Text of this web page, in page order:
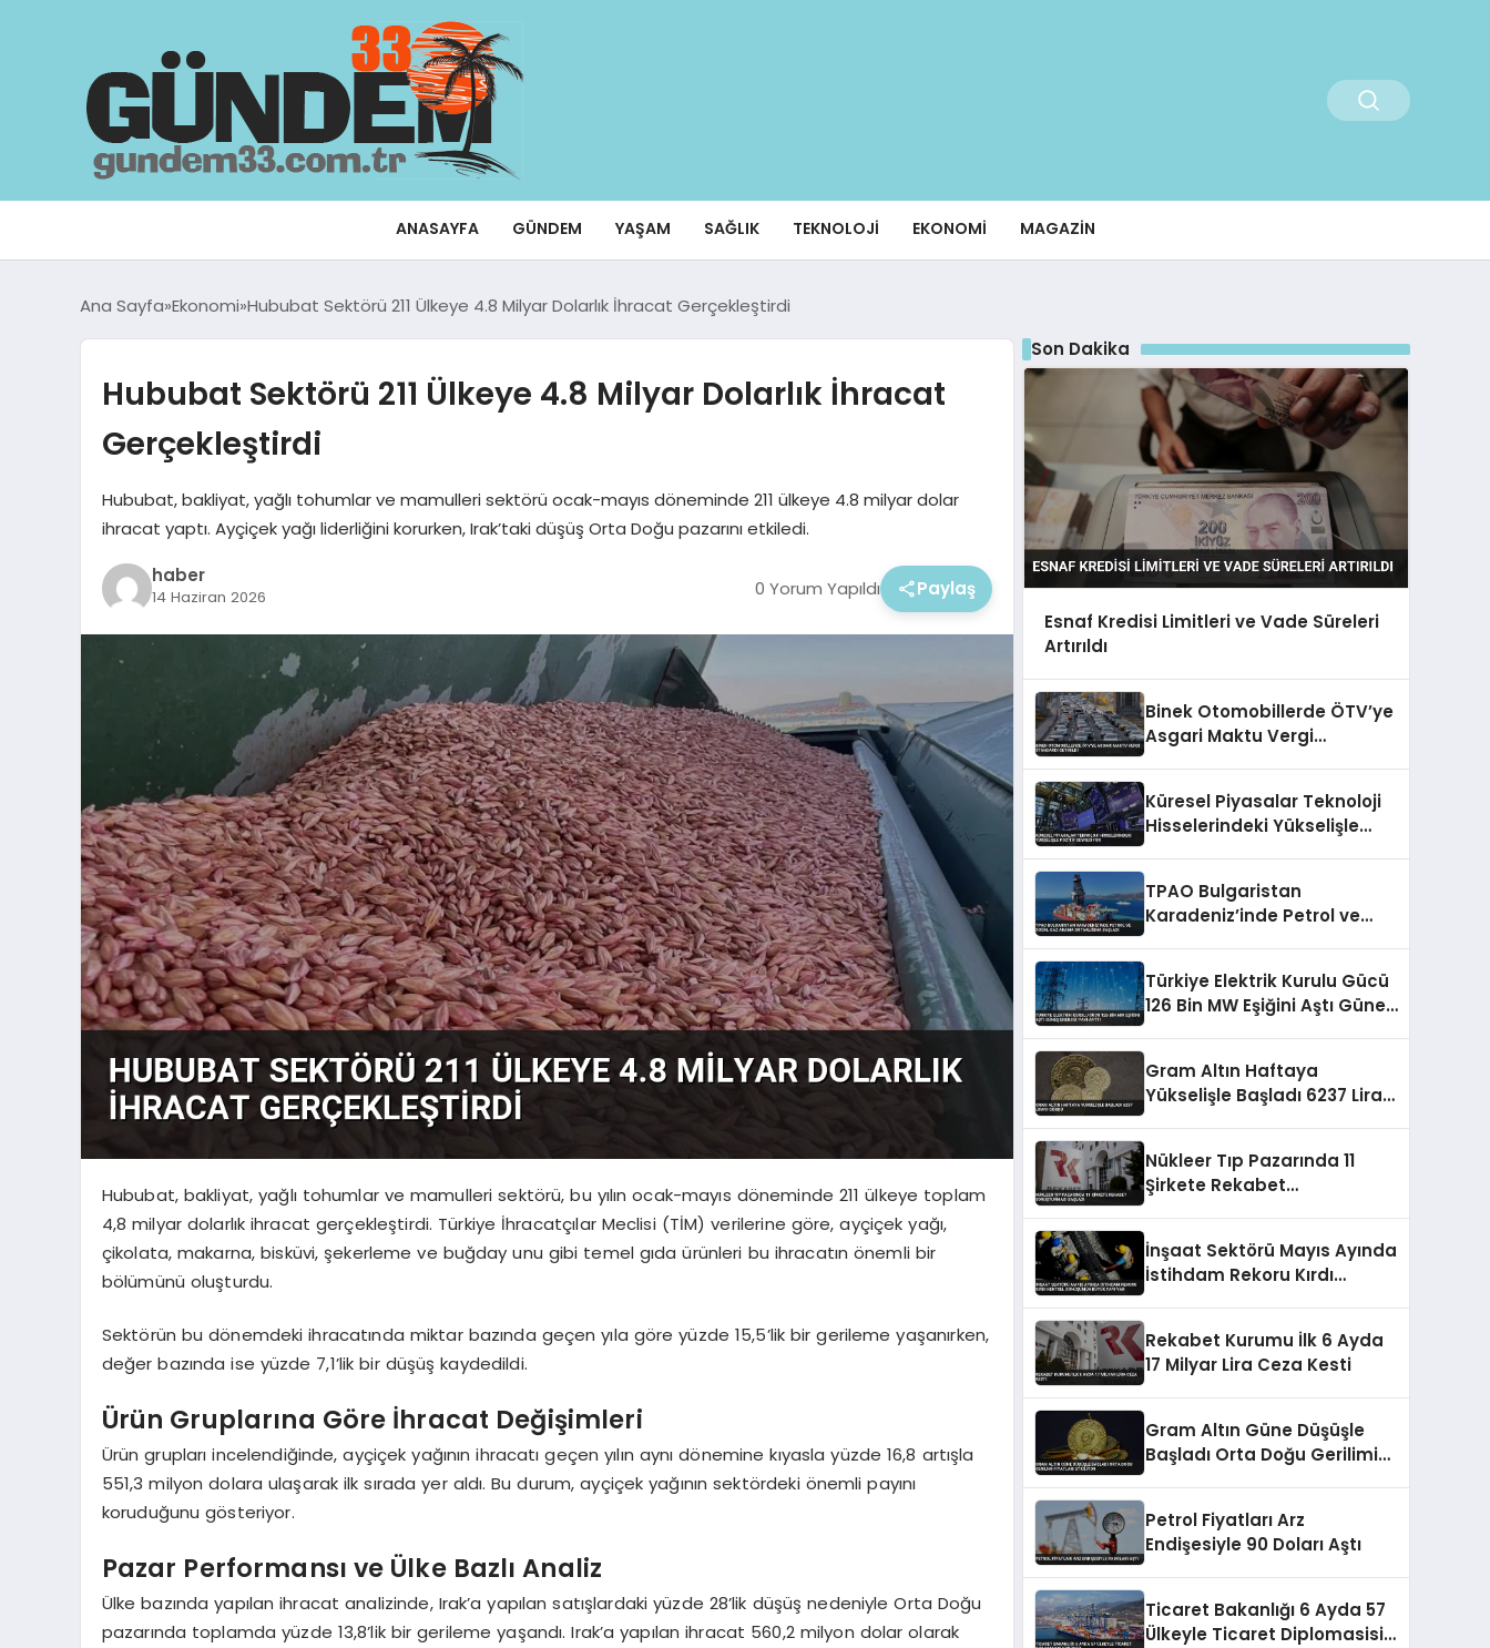
ANASAYFA GÜNDEM YAŞAM SAĞLIK TEKNOLOJI EKONOMI MAGAZIN
Ana Sayfa Ekonomi Hububat Sektörü 211 Ülkeye 4.8 Milyar Dolarlık İhracat Gerçekleştirdi
Hububat Sektörü 211 Ülkeye 4.8 Milyar Dolarlık İhracat
Gerçekleştirdi
Hububat, bakliyat, yağlı tohumlar ve mamulleri sektörü ocak-mayıs döneminde 211 ülkeye 4.8 milyar dolar
ihracat yaptı. Ayçiçek yağı liderliğini korurken, Irak’taki düşüş Orta Doğu pazarını etkiledi.
haber
14 Haziran 2026 0 Yorum Yapıldı Paylaş
Hububat, bakliyat, yağlı tohumlar ve mamulleri sektörü, bu yılın ocak-mayıs döneminde 211 ülkeye toplam
4,8 milyar dolarlık ihracat gerçekleştirdi. Türkiye İhracatçılar Meclisi (TİM) verilerine göre, ayçiçek yağı,
çikolata, makarna, bisküvi, şekerleme ve buğday unu gibi temel gıda ürünleri bu ihracatın önemli bir
bölümünü oluşturdu.
Sektörün bu dönemdeki ihracatında miktar bazında geçen yıla göre yüzde 15,5’lik bir gerileme yaşanırken,
değer bazında ise yüzde 7,1’lik bir düşüş kaydedildi.
Ürün Gruplarına Göre İhracat Değişimleri
Ürün grupları incelendiğinde, ayçiçek yağının ihracatı geçen yılın aynı dönemine kıyasla yüzde 16,8 artışla
551,3 milyon dolara ulaşarak ilk sırada yer aldı. Bu durum, ayçiçek yağının sektördeki önemli payını
koruduğunu gösteriyor.
Pazar Performansı ve Ülke Bazlı Analiz
Ülke bazında yapılan ihracat analizinde, Irak’a yapılan satışlardaki yüzde 28’lik düşüş nedeniyle Orta Doğu
pazarında toplamda yüzde 13,8’lik bir gerileme yaşandı. Irak’a yapılan ihracat 560,2 milyon dolar olarak
Son Dakika
Esnaf Kredisi Limitleri ve Vade Süreleri
Artırıldı
Binek Otomobillerde ÖTV’ye
Asgari Maktu Vergi
Küresel Piyasalar Teknoloji
Hisselerindeki Yükselişle
TPAO Bulgaristan
Karadeniz’inde Petrol ve
Türkiye Elektrik Kurulu Gücü
126 Bin MW Eşiğini Aştı Güneş
Gram Altın Haftaya
Yükselişle Başladı 6237 Lirayı
Nükleer Tıp Pazarında 11
Şirkete Rekabet
İnşaat Sektörü Mayıs Ayında
İstihdam Rekoru Kırdı
Rekabet Kurumu İlk 6 Ayda
17 Milyar Lira Ceza Kesti
Gram Altın Güne Düşüşle
Başladı Orta Doğu Gerilimi
Petrol Fiyatları Arz
Endişesiyle 90 Doları Aştı
Ticaret Bakanlığı 6 Ayda 57
Ülkeyle Ticaret Diplomasisi